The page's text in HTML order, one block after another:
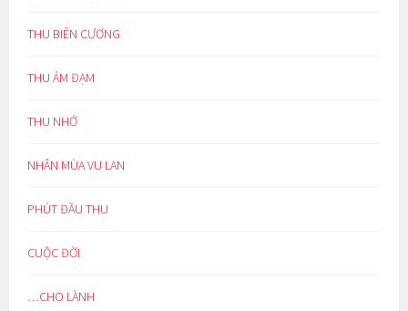
THU BIÊN CƯƠNG
THU ẢM ĐẠM
THU NHỚ
NHÂN MÙA VU LAN
PHÚT ĐẦU THU
CUỘC ĐỜI
…CHO LÀNH